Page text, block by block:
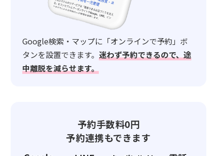
Google検索・マップに「オンラインで予約」ボ
タンを設置できます。迷わず予約できるので、途
中離脱を減らせます。
予約手数料0円
予約連携もできます